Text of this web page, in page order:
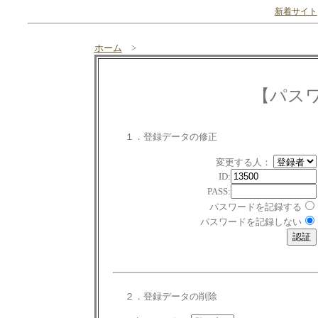
新着サイト
ホーム >
【パス
１．登録データの修正
変更する人：
ID:
PASS:
パスワードを記録する
パスワードを記録しない
２．登録データの削除